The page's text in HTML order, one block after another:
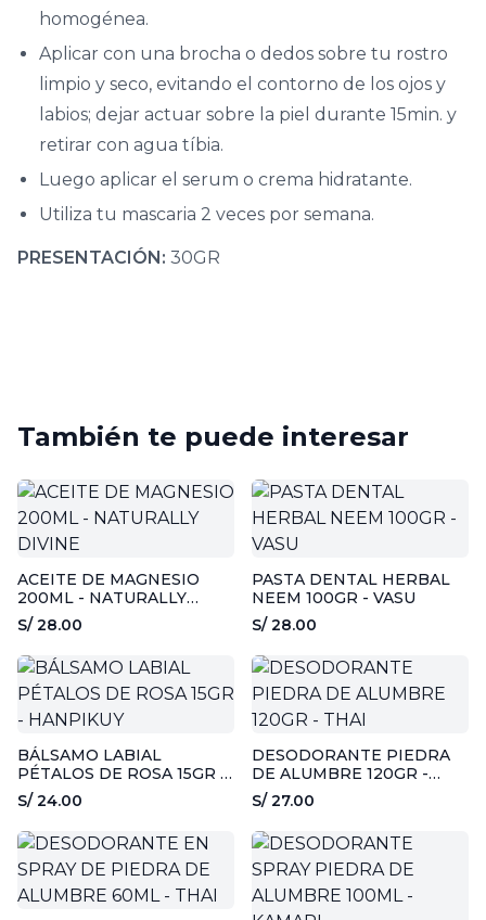
homogénea.
Aplicar con una brocha o dedos sobre tu rostro
limpio y seco, evitando el contorno de los ojos y
labios; dejar actuar sobre la piel durante 15min. y
retirar con agua tíbia.
Luego aplicar el serum o crema hidratante.
Utiliza tu mascaria 2 veces por semana.
PRESENTACIÓN: 30GR
También te puede interesar
ACEITE DE MAGNESIO
200ML - NATURALLY
DIVINE
S/ 28.00
PASTA DENTAL HERBAL
NEEM 100GR - VASU
S/ 28.00
BÁLSAMO LABIAL
PÉTALOS DE ROSA 15GR -
HANPIKUY
S/ 24.00
DESODORANTE PIEDRA
DE ALUMBRE 120GR -
THAI
S/ 27.00